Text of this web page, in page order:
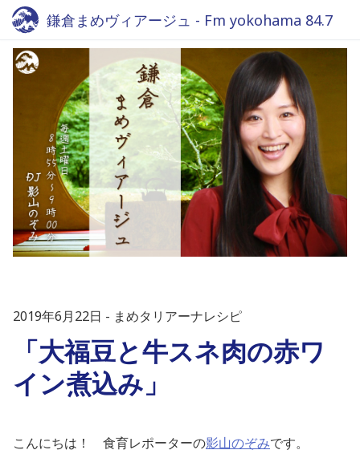
鎌倉まめヴィアージュ - Fm yokohama 84.7
2019年6月22日 まめタリアーナレシピ
「大福豆と牛スネ肉の赤ワ
イン煮込み」
こんにちは！ 食育レポーターの影山のぞみです。